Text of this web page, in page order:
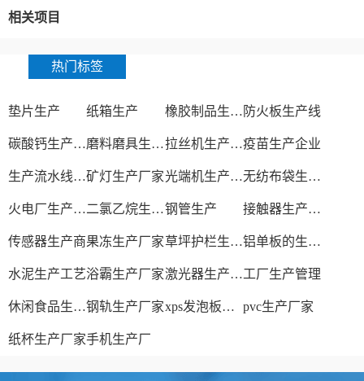
相关项目
热门标签
垫片生产 纸箱生产 橡胶制品生产厂 防火板生产线
碳酸钙生产设备 磨料磨具生产厂家 拉丝机生产厂家疫苗生产企业
生产流水线设备矿灯生产厂家 光端机生产厂家 无纺布袋生产厂家
火电厂生产过程 二氯乙烷生产厂家钢管生产 接触器生产厂家
传感器生产商果冻生产厂家 草坪护栏生产厂家 铝单板的生产厂家
水泥生产工艺浴霸生产厂家 激光器生产厂家工厂生产管理
休闲食品生产线钢轨生产厂家 xps发泡板材生产线 pvc生产厂家
纸杯生产厂家手机生产厂